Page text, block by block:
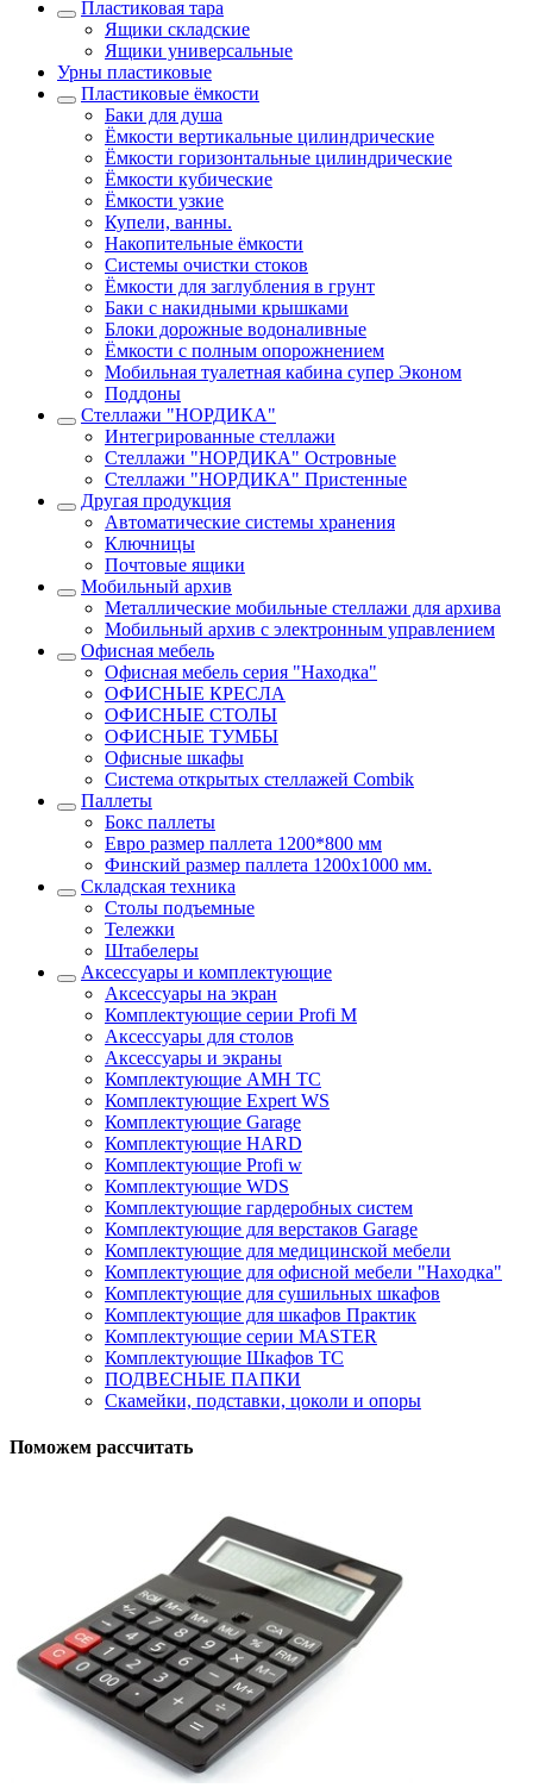
Пластиковая тара
Ящики складские
Ящики универсальные
Урны пластиковые
Пластиковые ёмкости
Баки для душа
Ёмкости вертикальные цилиндрические
Ёмкости горизонтальные цилиндрические
Ёмкости кубические
Ёмкости узкие
Купели, ванны.
Накопительные ёмкости
Системы очистки стоков
Ёмкости для заглубления в грунт
Баки с накидными крышками
Блоки дорожные водоналивные
Ёмкости с полным опорожнением
Мобильная туалетная кабина супер Эконом
Поддоны
Стеллажи "НОРДИКА"
Интегрированные стеллажи
Стеллажи "НОРДИКА" Островные
Стеллажи "НОРДИКА" Пристенные
Другая продукция
Автоматические системы хранения
Ключницы
Почтовые ящики
Мобильный архив
Металлические мобильные стеллажи для архива
Мобильный архив с электронным управлением
Офисная мебель
Офисная мебель серия "Находка"
ОФИСНЫЕ КРЕСЛА
ОФИСНЫЕ СТОЛЫ
ОФИСНЫЕ ТУМБЫ
Офисные шкафы
Система открытых стеллажей Combik
Паллеты
Бокс паллеты
Евро размер паллета 1200*800 мм
Финский размер паллета 1200х1000 мм.
Складская техника
Столы подъемные
Тележки
Штабелеры
Аксессуары и комплектующие
Аксессуары на экран
Комплектующие серии Profi M
Аксессуары для столов
Аксессуары и экраны
Комплектующие AMH TC
Комплектующие Expert WS
Комплектующие Garage
Комплектующие HARD
Комплектующие Profi w
Комплектующие WDS
Комплектующие гардеробных систем
Комплектующие для верстаков Garage
Комплектующие для медицинской мебели
Комплектующие для офисной мебели "Находка"
Комплектующие для сушильных шкафов
Комплектующие для шкафов Практик
Комплектующие серии MASTER
Комплектующие Шкафов ТС
ПОДВЕСНЫЕ ПАПКИ
Скамейки, подставки, цоколи и опоры
Поможем рассчитать